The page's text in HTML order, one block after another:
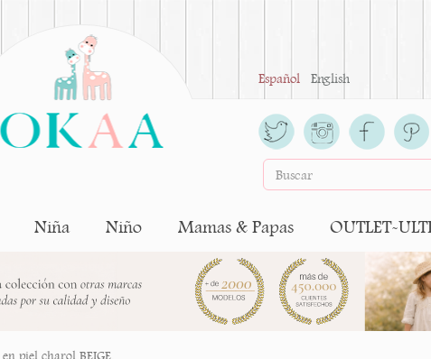
Español English
Niña Niño Mamas & Papas OUTLET-
piel charol BEIGE.